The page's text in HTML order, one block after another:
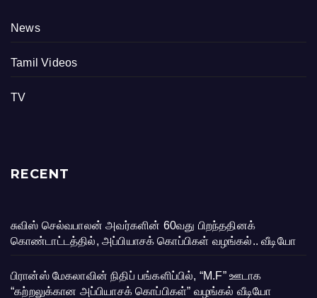
News
Tamil Videos
TV
RECENT
சுவிஸ் செல்வபாலன் அவர்களின் 60வது பிறந்ததினக்
கொண்டாட்டத்தில், அப்பியாசக் கொப்பிகள் வழங்கல்.. வீடியோ
பிரான்ஸ் மேகலாவின் நிதிப் பங்களிப்பில், “M.F” ஊடாக
“கற்றலுக்கான அப்பியாசக் கொப்பிகள்” வழங்கல் வீடியோ